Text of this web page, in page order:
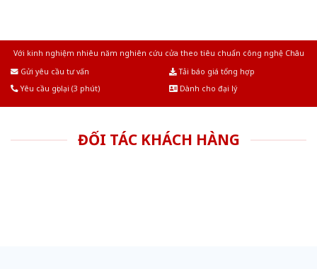
Với kinh nghiệm nhiêu năm nghiên cứu cửa theo tiêu chuẩn công nghệ Châu
Gửi yêu cầu tư vấn
Tải báo giá tổng hợp
Yêu cầu gọi lại (3 phút)
Dành cho đại lý
ĐỐI TÁC KHÁCH HÀNG